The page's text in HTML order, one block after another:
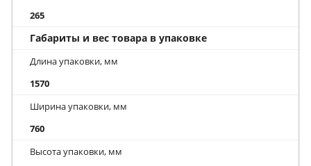
265
Габариты и вес товара в упаковке
Длина упаковки, мм
1570
Ширина упаковки, мм
760
Высота упаковки, мм